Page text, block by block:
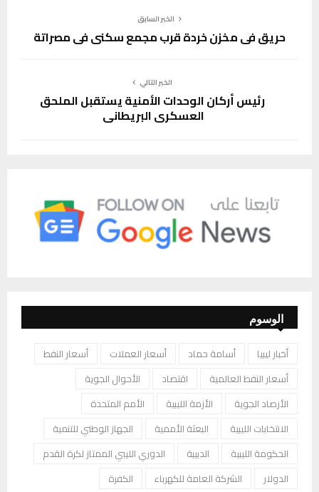
الخبر السابق
حريق في مخزن خردة قرب مجمع سكني في مصراتة
الخبر التالي
رئيس أركان الوحدات الأمنية يستقبل الملحق
العسكري البريطاني
الوسوم
أخبار ليبيا أسامة حماد أسعار العملات
أسعار النفط
أسعار النفط العالمية
اقتصاد
الأحوال الجوية
الأرصاد الجوية
الأزمة الليبية
الأمم المتحدة
الانتخابات الليبية
البعثة الأممية
الجهاز الوطني للتنمية
الحكومة الليبية
الدبيبة
الدوري الليبي الممتاز لكرة القدم
الدولار
الشركة العامة للكهرباء
الكفرة